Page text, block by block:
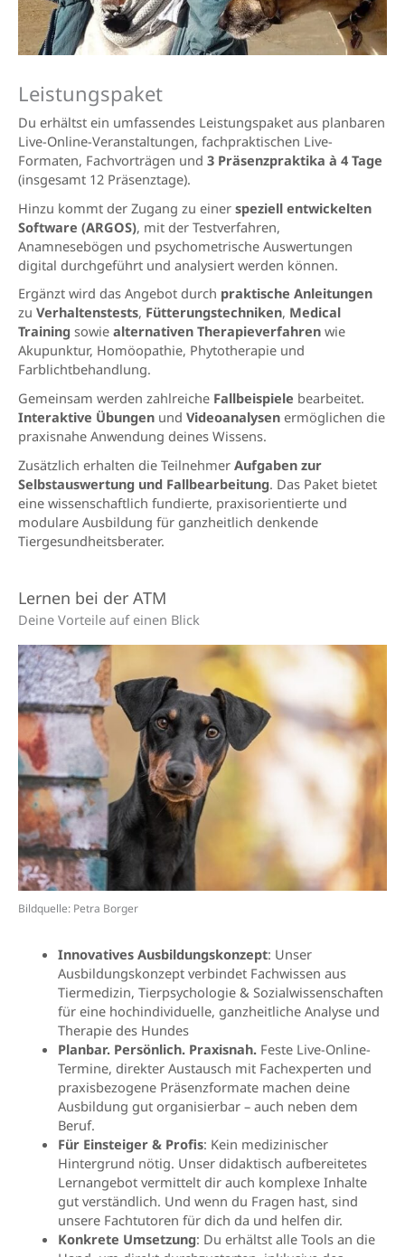
Leistungspaket
Du erhältst ein umfassendes Leistungspaket aus planbaren
Live-Online-Veranstaltungen, fachpraktischen Live-
Formaten, Fachvorträgen und 3 Präsenzpraktika à 4 Tage
(insgesamt 12 Präsenztage).
Hinzu kommt der Zugang zu einer speziell entwickelten
Software (ARGOS), mit der Testverfahren,
Anamnesebögen und psychometrische Auswertungen
digital durchgeführt und analysiert werden können.
Ergänzt wird das Angebot durch praktische Anleitungen
zu Verhaltenstests, Fütterungstechniken, Medical
Training sowie alternativen Therapieverfahren wie
Akupunktur, Homöopathie, Phytotherapie und
Farblichtbehandlung.
Gemeinsam werden zahlreiche Fallbeispiele bearbeitet.
Interaktive Übungen und Videoanalysen ermöglichen die
praxisnahe Anwendung deines Wissens.
Zusätzlich erhalten die Teilnehmer Aufgaben zur
Selbstauswertung und Fallbearbeitung. Das Paket bietet
eine wissenschaftlich fundierte, praxisorientierte und
modulare Ausbildung für ganzheitlich denkende
Tiergesundheitsberater.
Lernen bei der ATM
Deine Vorteile auf einen Blick
Innovatives Ausbildungskonzept: Unser
Ausbildungskonzept verbindet Fachwissen aus
Tiermedizin, Tierpsychologie & Sozialwissenschaften
für eine hochindividuelle, ganzheitliche Analyse und
Therapie des Hundes
Planbar. Persönlich. Praxisnah.Feste Live-Online-
Termine, direkter Austausch mit Fachexperten und
praxisbezogene Präsenzformate machen deine
Ausbildung gut organisierbar – auch neben dem
Beruf.
Für Einsteiger & Profis: Kein medizinischer
Hintergrund nötig. Unser didaktisch aufbereitetes
Lernangebot vermittelt dir auch komplexe Inhalte
gut verständlich. Und wenn du Fragen hast, sind
unsere Fachtutoren für dich da und helfen dir.
Konkrete Umsetzung: Du erhältst alle Tools an die
Bildquelle: Petra Borger